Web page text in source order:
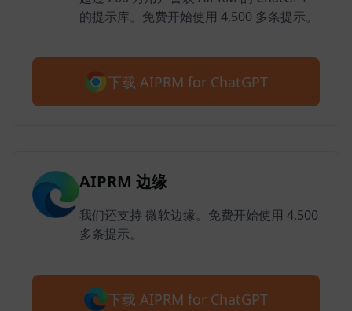
的提示库。免费开始使用 4,500 多条提示。
下载 AIPRM for ChatGPT
AIPRM 边缘
我们还支持 微软边缘。免费开始使用 4,500
多条提示。
下载 AIPRM for ChatGPT